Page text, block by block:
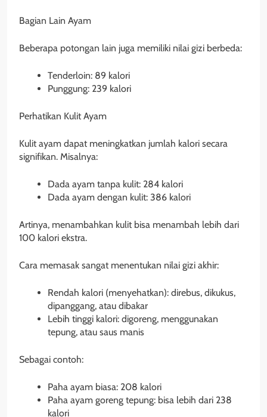
Bagian Lain Ayam
Beberapa potongan lain juga memiliki nilai gizi berbeda:
Tenderloin: 89 kalori
Punggung: 239 kalori
Perhatikan Kulit Ayam
Kulit ayam dapat meningkatkan jumlah kalori secara
signifikan. Misalnya:
Dada ayam tanpa kulit: 284 kalori
Dada ayam dengan kulit: 386 kalori
Artinya, menambahkan kulit bisa menambah lebih dari
100 kalori ekstra.
Cara memasak sangat menentukan nilai gizi akhir:
Rendah kalori (menyehatkan): direbus, dikukus,
dipanggang, atau dibakar
Lebih tinggi kalori: digoreng, menggunakan
tepung, atau saus manis
Sebagai contoh:
Paha ayam biasa: 208 kalori
Paha ayam goreng tepung: bisa lebih dari 238
kalori